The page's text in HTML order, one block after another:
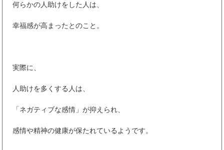
何らかの人助けをした人は、
幸福感が高まったとのこと。
実際に、
人助けを多くする人は、
「ネガティブな感情」が抑えられ、
感情や精神の健康が保たれているようです。